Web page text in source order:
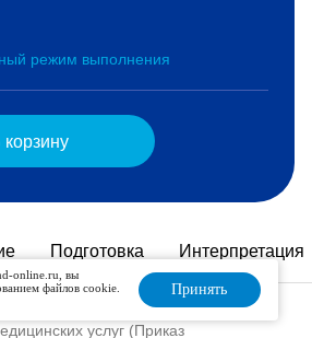
Подготовка Интерпретация
услуг (Приказ
режим выполнения
корзину
online.ru, вы
файлов cookie.
Принять